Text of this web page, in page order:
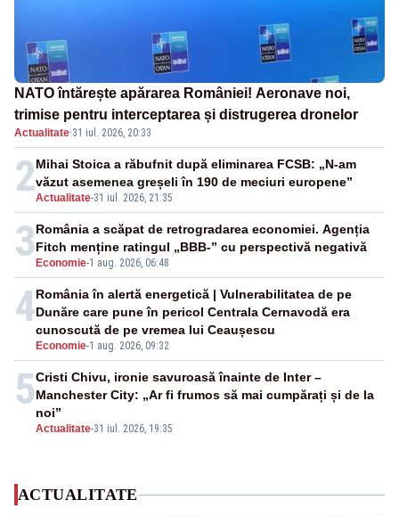
NATO întărește apărarea României! Aeronave noi,
trimise pentru interceptarea și distrugerea dronelor
Actualitate·31 iul. 2026, 20:33
2Actualitate-31 iul. 2026, 21:35
Mihai Stoica a răbufnit după eliminarea FCSB: „N-am
văzut asemenea greșeli în 190 de meciuri europene”
3 Economie-1 aug. 2026, 06:48
România a scăpat de retrogradarea economiei. Agenția
Fitch menține ratingul „BBB-” cu perspectivă negativă
4
Economie-1 aug. 2026, 09:32
România în alertă energetică | Vulnerabilitatea de pe
Dunăre care pune în pericol Centrala Cernavodă era
cunoscută de pe vremea lui Ceaușescu
5
Actualitate-31 iul. 2026, 19:35
Cristi Chivu, ironie savuroasă înainte de Inter –
Manchester City: „Ar fi frumos să mai cumpărați și de la
noi”
ACTUALITATE